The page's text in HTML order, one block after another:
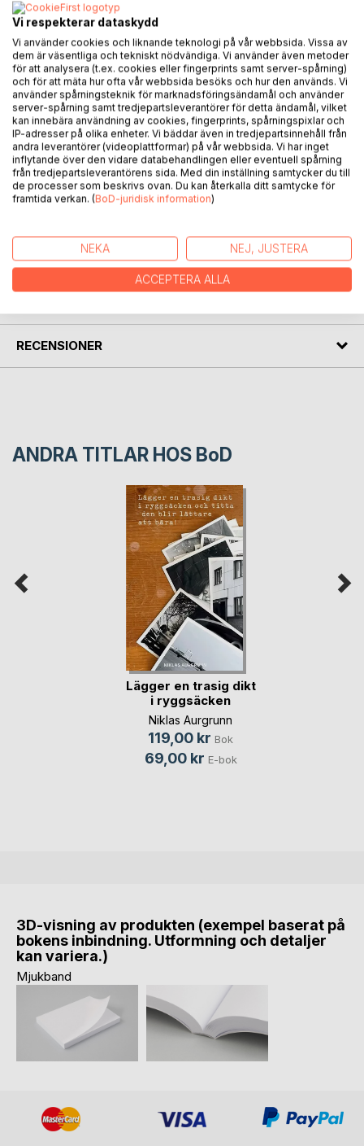
BESKRIVNING
Eulalia Stjärnvind är - enligt egen utsago - "ett skratt och
tysnaden runtomkring, och en hel massa saker och
ingenting". Hon bodde en sommar för länge sen i ett
övergivet och förfallet gammalt kalkstenshus i den glesa
tallskogen mellan Ödehoburga och Lansa på Fårö, men
vaart hon tog vägen sen står skrivet i stjärnorna. Den här
berättelsen är faktiskt allt vi vet om henne. Det är en
historia för alla åldrar och - som det visat sig - åtminstone
FÖRFATTARE
RECENSIONER
ANDRA TITLAR HOS BoD
Lägger en trasig dikt
i ryggsäcken
Niklas Aurgrunn
119,00 kr Bok
69,00 kr E-bok
3D-visning av produkten (exempel baserat på
bokens inbindning. Utformning och detaljer
kan variera.)
Mjukband
Vi respekterar dataskydd
Vi använder cookies och liknande teknologi på vår webbsida. Vissa av
dem är väsentliga och tekniskt nödvändiga. Vi använder även metoder
för att analysera (t.ex. cookies eller fingerprints samt server-spårning)
och för att mäta hur ofta vår webbsida besöks och hur den används. Vi
använder spårningsteknik för marknadsföringsändamål och använder
server-spårning samt tredjepartsleverantörer för detta ändamål, vilket
kan innebära användning av cookies, fingerprints, spårningspixlar och
IP-adresser på olika enheter. Vi bäddar även in tredjepartsinnehåll från
andra leverantörer (videoplattformar) på vår webbsida. Vi har inget
inflytande över den vidare databehandlingen eller eventuell spårning
från tredjepartsleverantörens sida. Med din inställning samtycker du till
de processer som beskrivs ovan. Du kan återkalla ditt samtycke för
framtida verkan. (BoD-juridisk information)
NEKA NEJ, JUSTERA
ACCEPTERA ALLA